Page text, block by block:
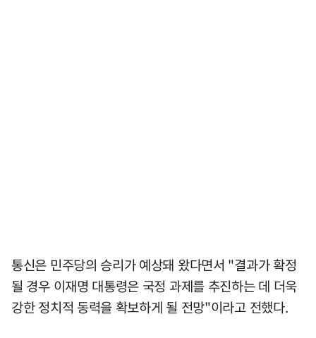
통신은 민주당의 승리가 예상돼 왔다면서 "결과가 확정
될 경우 이재명 대통령은 국정 과제를 추진하는 데 더욱
강한 정치적 동력을 확보하게 될 전망"이라고 전했다.